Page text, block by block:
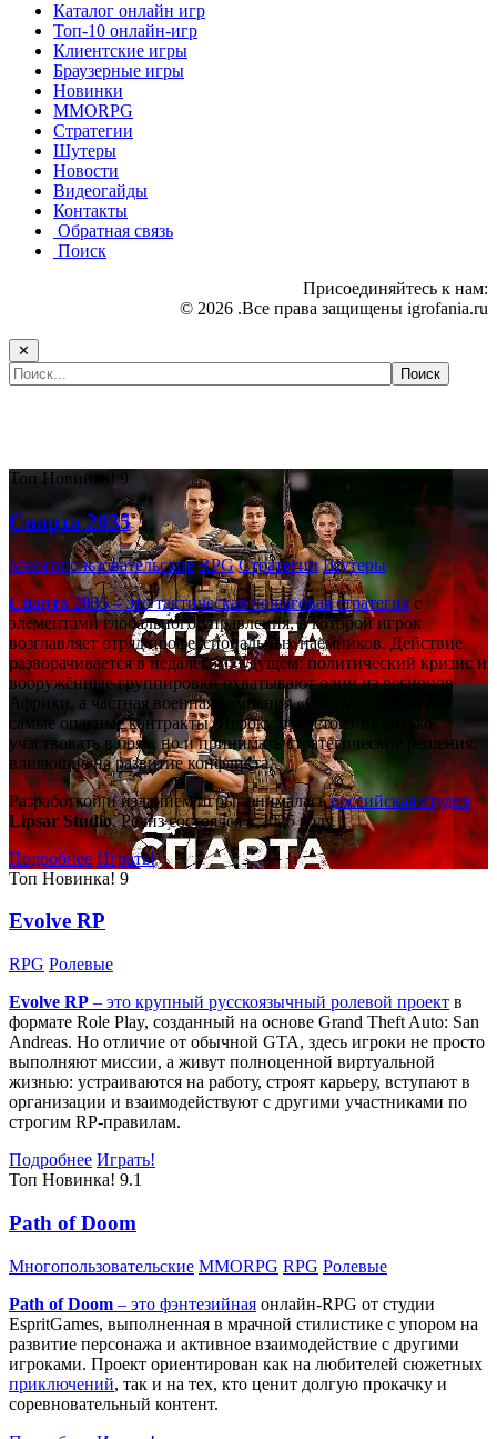
Каталог онлайн игр
Топ-10 онлайн-игр
Клиентские игры
Браузерные игры
Новинки
MMORPG
Стратегии
Шутеры
Новости
Видеогайды
Контакты
Обратная связь
Поиск
Присоединяйтесь к нам:
© 2026 .Все права защищены igrofania.ru
✕
Топ Новинка! 9
Спарта 2035
Многопользовательские RPG Стратегии Шутеры
Спарта 2035– это тактическаяпошаговая стратегияс
элементами глобального управления, в которой игрок
возглавляет отряд профессиональных наёмников. Действие
разворачивается в недалёком будущем: политический кризис и
вооружённые группировки охватывают один из регионов
Африки, а частная военная компания «Спарта» берётся за
самые опасные контракты. Игроку предстоит не только
участвовать в боях, но и принимать стратегические решения,
влияющие на развитие конфликта.
Разработкой и изданием игры занималасьроссийская студия
Lipsar Studio. Релиз состоялся в 2025 году.
Подробнее Играть!
Топ Новинка! 9
Evolve RP
RPG Ролевые
Evolve RP – это крупный русскоязычный ролевой проект в
формате Role Play, созданный на основе Grand Theft Auto: San
Andreas. Но отличие от обычной GTA, здесь игроки не просто
выполняют миссии, а живут полноценной виртуальной
жизнью: устраиваются на работу, строят карьеру, вступают в
организации и взаимодействуют с другими участниками по
строгим RP-правилам.
Подробнее Играть!
Топ Новинка! 9.1
Path of Doom
Многопользовательские MMORPG RPG Ролевые
Path of Doom – это фэнтезийная онлайн-RPG от студии
EspritGames, выполненная в мрачной стилистике с упором на
развитие персонажа и активное взаимодействие с другими
игроками. Проект ориентирован как на любителей сюжетных
приключений, так и на тех, кто ценит долгую прокачку и
соревновательный контент.